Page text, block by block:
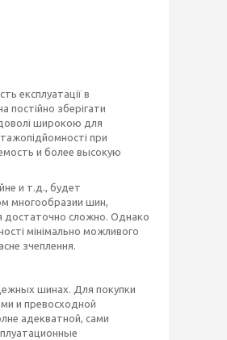
експлуатації в
зберігати
широкою для
при
и более высокую
и т.д., будет
многообразии шин,
достаточно сложно. Однако
мінімально можливого
зчеплення.
шинах. Для покупки
и превосходной
адекватной, сами